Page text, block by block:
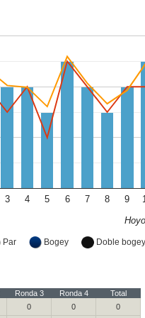
3 4 5 6 7 8 9
Par Bogey Doble
Ronda 3 Ronda 4
Total
0 0 0